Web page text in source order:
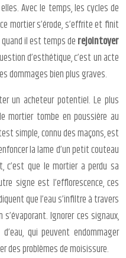
Avec le temps, les cycles de
mortier s’érode, s’effrite et finit
il est temps derejointoyer
d’esthétique, c’est un acte
dommages bien plus graves.
un acheteur potentiel. Le plus
mortier tombe en poussière au
simple, connu des maçons, est
la lame d’un petit couteau
c’est que le mortier a perdu sa
signe est l’efflorescence, ces
que l’eau s’infiltre à travers
Ignorer ces signaux,
qui peuvent endommager
des problèmes de moisissure.